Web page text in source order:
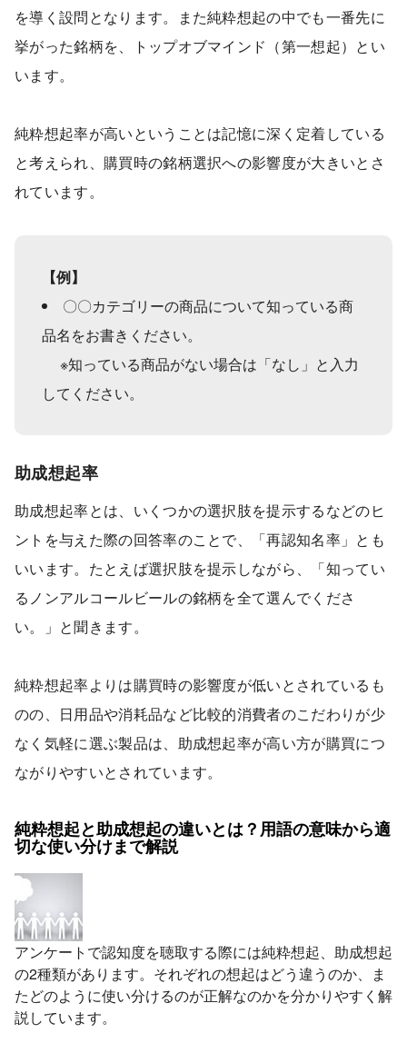
を導く設問となります。また純粋想起の中でも一番先に
挙がった銘柄を、トップオブマインド（第一想起）とい
います。
純粋想起率が高いということは記憶に深く定着している
と考えられ、購買時の銘柄選択への影響度が大きいとさ
れています。
【例】
〇〇カテゴリーの商品について知っている商
品名をお書きください。
※知っている商品がない場合は「なし」と入力
してください。
助成想起率
助成想起率とは、いくつかの選択肢を提示するなどのヒ
ントを与えた際の回答率のことで、「再認知名率」とも
いいます。たとえば選択肢を提示しながら、「知ってい
るノンアルコールビールの銘柄を全て選んでくださ
い。」と聞きます。
純粋想起率よりは購買時の影響度が低いとされているも
のの、日用品や消耗品など比較的消費者のこだわりが少
なく気軽に選ぶ製品は、助成想起率が高い方が購買につ
ながりやすいとされています。
純粋想起と助成想起の違いとは？用語の意味から適
切な使い分けまで解説
アンケートで認知度を聴取する際には純粋想起、助成想起
の2種類があります。それぞれの想起はどう違うのか、ま
たどのように使い分けるのが正解なのかを分かりやすく解
説しています。